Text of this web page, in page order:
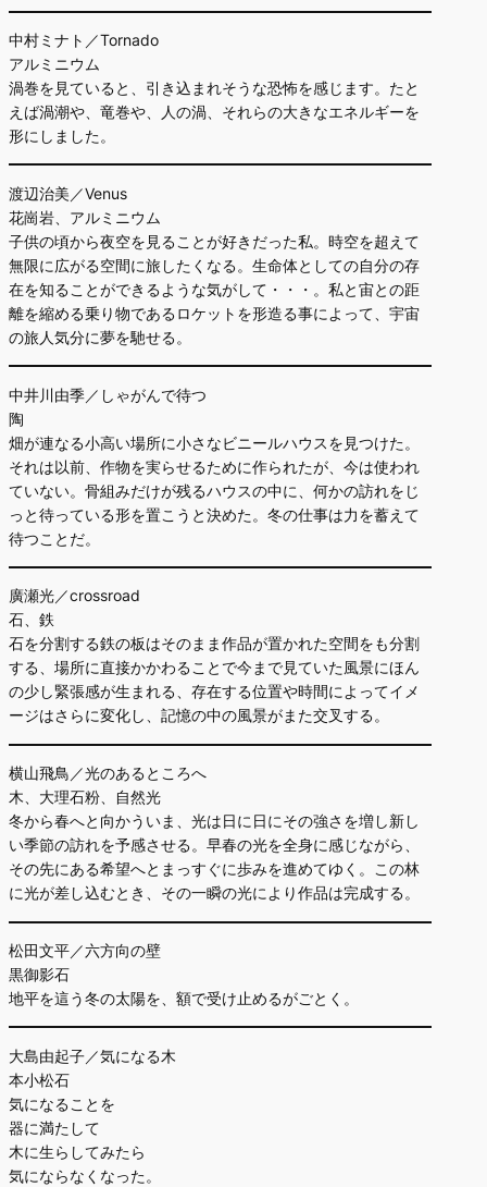
中村ミナト／Tornado
アルミニウム
渦巻を見ていると、引き込まれそうな恐怖を感じます。たと
えば渦潮や、竜巻や、人の渦、それらの大きなエネルギーを
形にしました。
渡辺治美／Venus
花崗岩、アルミニウム
子供の頃から夜空を見ることが好きだった私。時空を超えて
無限に広がる空間に旅したくなる。生命体としての自分の存
在を知ることができるような気がして・・・。私と宙との距
離を縮める乗り物であるロケットを形造る事によって、宇宙
の旅人気分に夢を馳せる。
中井川由季／しゃがんで待つ
陶
畑が連なる小高い場所に小さなビニールハウスを見つけた。
それは以前、作物を実らせるために作られたが、今は使われ
ていない。骨組みだけが残るハウスの中に、何かの訪れをじ
っと待っている形を置こうと決めた。冬の仕事は力を蓄えて
待つことだ。
廣瀬光／crossroad
石、鉄
石を分割する鉄の板はそのまま作品が置かれた空間をも分割
する、場所に直接かかわることで今まで見ていた風景にほん
の少し緊張感が生まれる、存在する位置や時間によってイメ
ージはさらに変化し、記憶の中の風景がまた交叉する。
横山飛鳥／光のあるところへ
木、大理石粉、自然光
冬から春へと向かういま、光は日に日にその強さを増し新し
い季節の訪れを予感させる。早春の光を全身に感じながら、
その先にある希望へとまっすぐに歩みを進めてゆく。この林
に光が差し込むとき、その一瞬の光により作品は完成する。
松田文平／六方向の壁
黒御影石
地平を這う冬の太陽を、額で受け止めるがごとく。
大島由起子／気になる木
本小松石
気になることを
器に満たして
木に生らしてみたら
気にならなくなった。